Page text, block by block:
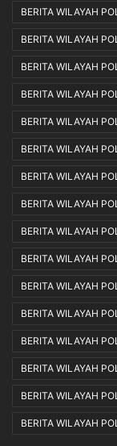
BERITA WILAYAH
BERITA WILAYAH
BERITA WILAYAH
BERITA WILAYAH
BERITA WILAYAH
BERITA WILAYAH
BERITA WILAYAH
BERITA WILAYAH
BERITA WILAYAH
BERITA WILAYAH
BERITA WILAYAH
BERITA WILAYAH
BERITA WILAYAH
BERITA WILAYAH
BERITA WILAYAH
BERITA WILAYAH